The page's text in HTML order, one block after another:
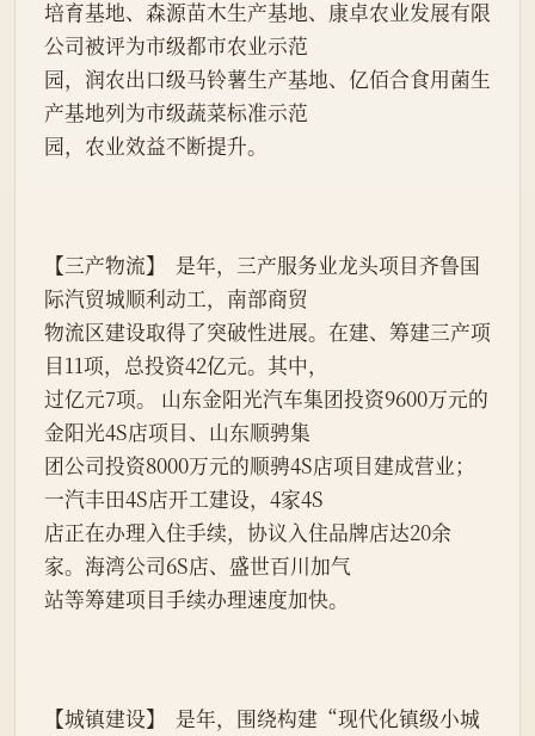
培育基地、森源苗木生产基地、康卓农业发展有限
公司被评为市级都市农业示范
园，润农出口级马铃薯生产基地、亿佰合食用菌生
产基地列为市级蔬菜标准示范
园，农业效益不断提升。
【三产物流】  是年，三产服务业龙头项目齐鲁国
际汽贸城顺利动工，南部商贸
物流区建设取得了突破性进展。在建、筹建三产项
目11项，总投资42亿元。其中，
过亿元7项。 山东金阳光汽车集团投资9600万元的
金阳光4S店项目、山东顺骋集
团公司投资8000万元的顺骋4S店项目建成营业；
一汽丰田4S店开工建设，4家4S
店正在办理入住手续，协议入住品牌店达20余
家。海湾公司6S店、盛世百川加气
站等筹建项目手续办理速度加快。
【城镇建设】  是年，围绕构建“现代化镇级小城